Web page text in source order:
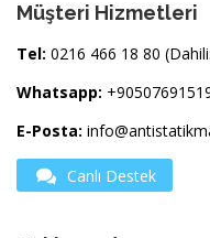
Müşteri Hizmetleri
Tel: 0216 466 18 80
Whatsapp:
E-Posta:
Canlı Destek